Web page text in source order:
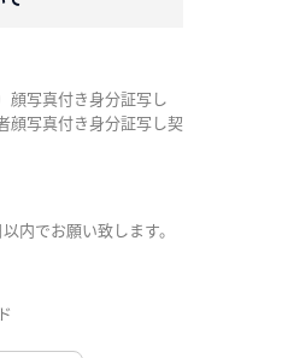
顔写真付き身分証写し
顔写真付き身分証写し契
内でお願い致します。